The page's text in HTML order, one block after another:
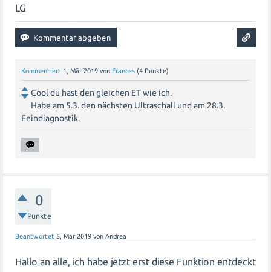
LG
Kommentiert 1, Mär 2019 von Frances (4 Punkte)
Cool du hast den gleichen ET wie ich.
Habe am 5.3. den nächsten Ultraschall und am 28.3.
Feindiagnostik.
0
Punkte
Beantwortet 5, Mär 2019 von Andrea
Hallo an alle, ich habe jetzt erst diese Funktion entdeckt